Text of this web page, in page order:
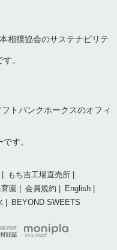
相撲協会のサステナビリテ
。
トバンクホークスのオフィ
す。
もち吉工場直売所
園 会員規約
English
BEYOND SWEETS